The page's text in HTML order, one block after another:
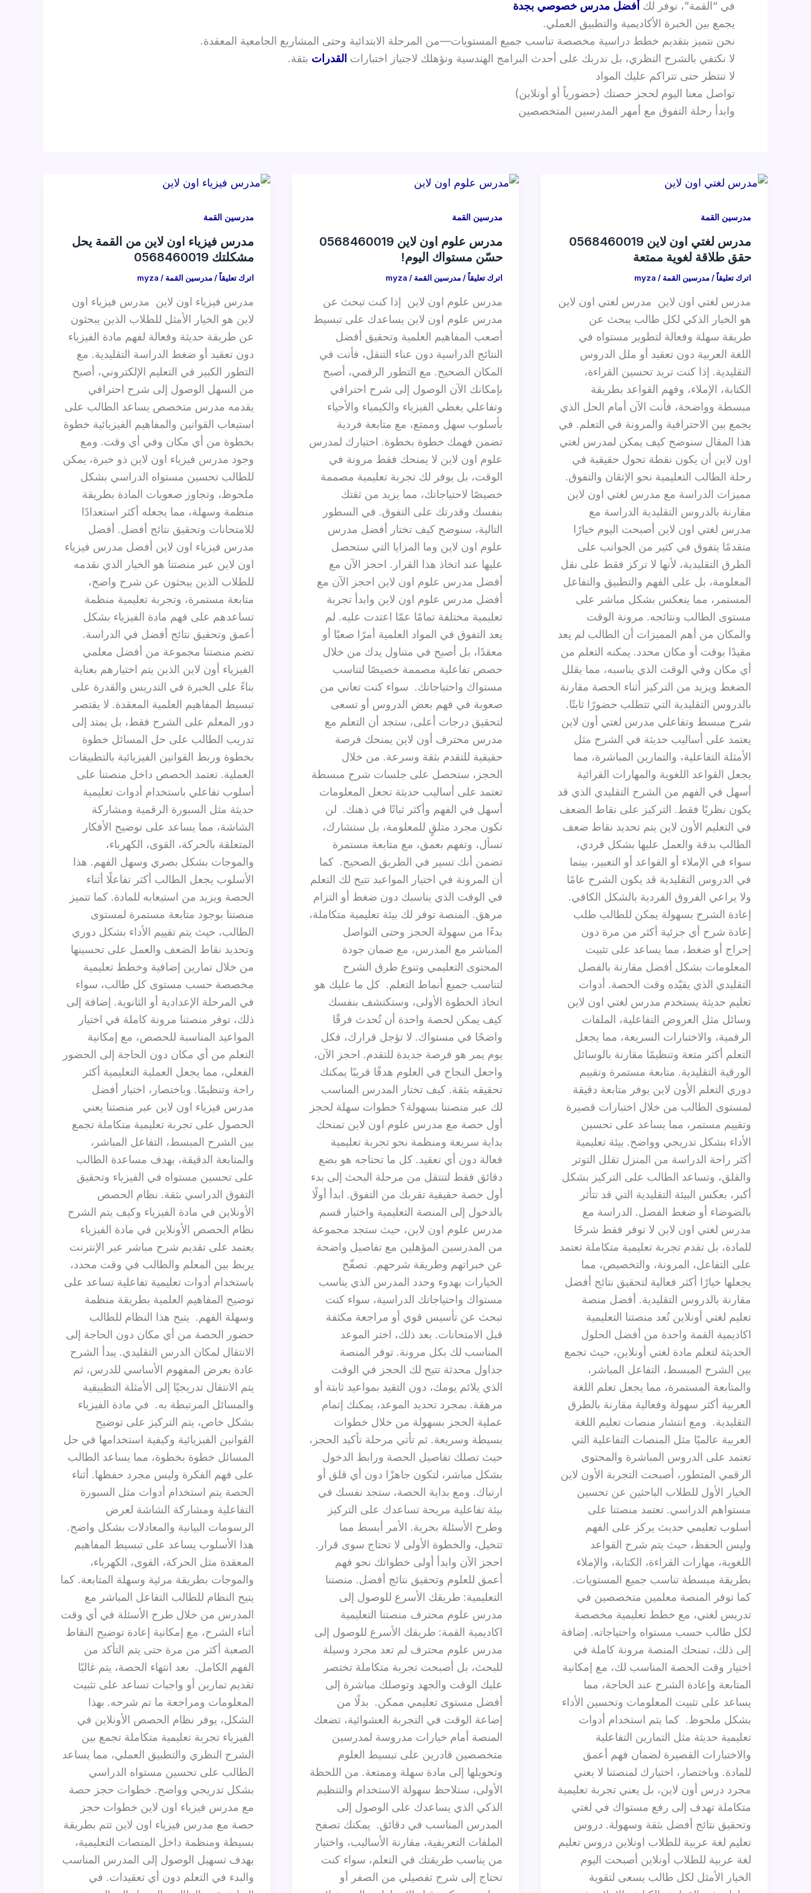
في “القمة”، نوفر لك أفضل مدرس خصوصي بجدة
يجمع بين الخبرة الأكاديمية والتطبيق العملي.
نحن نتميز بتقديم خطط دراسية مخصصة تناسب جميع المستويات—من المرحلة الابتدائية وحتى المشاريع الجامعية المعقدة.
لا نكتفي بالشرح النظري، بل ندربك على أحدث البرامج الهندسية ونؤهلك لاجتياز اختبارات القدرات بثقة.
لا تنتظر حتى تتراكم عليك المواد
تواصل معنا اليوم لحجز حصتك (حضورياً أو أونلاين)
وابدأ رحلة التفوق مع أمهر المدرسين المتخصصين
مدرسين القمة
مدرس لغتي اون لاين 0568460019
حقق طلاقة لغوية ممتعة
اترك تعليقاً/مدرسين القمة /
myza
مدرس لغتي اون لاين مدرس لغتي اون لاين
هو الخيار الذكي لكل طالب يبحث عن
طريقة سهلة وفعالة لتطوير مستواه في
اللغة العربية دون تعقيد أو ملل الدروس
التقليدية. إذا كنت تريد تحسين القراءة،
الكتابة، الإملاء، وفهم القواعد بطريقة
مبسطة وواضحة، فأنت الآن أمام الحل الذي
يجمع بين الاحترافية والمرونة في التعلم. في
هذا المقال سنوضح كيف يمكن لمدرس لغتي
اون لاين أن يكون نقطة تحول حقيقية في
رحلة الطالب التعليمية نحو الإتقان والتفوق.
مميزات الدراسة مع مدرس لغتي اون لاين
مقارنة بالدروس التقليدية الدراسة مع
مدرس لغتي اون لاين أصبحت اليوم خيارًا
متقدمًا يتفوق في كثير من الجوانب على
الطرق التقليدية، لأنها لا تركز فقط على نقل
المعلومة، بل على الفهم والتطبيق والتفاعل
المستمر، مما ينعكس بشكل مباشر على
مستوى الطالب ونتائجه. مرونة الوقت
والمكان من أهم المميزات أن الطالب لم يعد
مقيدًا بوقت أو مكان محدد. يمكنه التعلم من
أي مكان وفي الوقت الذي يناسبه، مما يقلل
الضغط ويزيد من التركيز أثناء الحصة مقارنة
بالدروس التقليدية التي تتطلب حضورًا ثابتًا.
شرح مبسط وتفاعلي مدرس لغتي أون لاين
يعتمد على أساليب حديثة في الشرح مثل
الأمثلة التفاعلية، والتمارين المباشرة، مما
يجعل القواعد اللغوية والمهارات القرائية
أسهل في الفهم من الشرح التقليدي الذي قد
يكون نظريًا فقط. التركيز على نقاط الضعف
في التعليم الأون لاين يتم تحديد نقاط ضعف
الطالب بدقة والعمل عليها بشكل فردي،
سواء في الإملاء أو القواعد أو التعبير، بينما
في الدروس التقليدية قد يكون الشرح عامًا
ولا يراعي الفروق الفردية بالشكل الكافي.
إعادة الشرح بسهولة يمكن للطالب طلب
إعادة شرح أي جزئية أكثر من مرة دون
إحراج أو ضغط، مما يساعد على تثبيت
المعلومات بشكل أفضل مقارنة بالفصل
التقليدي الذي يقيّده وقت الحصة. أدوات
تعليم حديثة يستخدم مدرس لغتي اون لاين
وسائل مثل العروض التفاعلية، الملفات
الرقمية، والاختبارات السريعة، مما يجعل
التعلم أكثر متعة وتنظيمًا مقارنة بالوسائل
الورقية التقليدية. متابعة مستمرة وتقييم
دوري التعلم الأون لاين يوفر متابعة دقيقة
لمستوى الطالب من خلال اختبارات قصيرة
وتقييم مستمر، مما يساعد على تحسين
الأداء بشكل تدريجي وواضح. بيئة تعليمية
أكثر راحة الدراسة من المنزل تقلل التوتر
والقلق، وتساعد الطالب على التركيز بشكل
أكبر، بعكس البيئة التقليدية التي قد تتأثر
بالضوضاء أو ضغط الفصل. الدراسة مع
مدرس لغتي اون لاين لا توفر فقط شرحًا
للمادة، بل تقدم تجربة تعليمية متكاملة تعتمد
على التفاعل، المرونة، والتخصيص، مما
يجعلها خيارًا أكثر فعالية لتحقيق نتائج أفضل
مقارنة بالدروس التقليدية. أفضل منصة
تعليم لغتي أونلاين تُعد منصتنا التعليمية
اكاديمية القمة واحدة من أفضل الحلول
الحديثة لتعلم مادة لغتي أونلاين، حيث تجمع
بين الشرح المبسط، التفاعل المباشر،
والمتابعة المستمرة، مما يجعل تعلم اللغة
العربية أكثر سهولة وفعالية مقارنة بالطرق
التقليدية. ومع انتشار منصات تعليم اللغة
العربية عالميًا مثل المنصات التفاعلية التي
تعتمد على الدروس المباشرة والمحتوى
الرقمي المتطور، أصبحت التجربة الأون لاين
الخيار الأول للطلاب الباحثين عن تحسين
مستواهم الدراسي. تعتمد منصتنا على
أسلوب تعليمي حديث يركز على الفهم
وليس الحفظ، حيث يتم شرح القواعد
اللغوية، مهارات القراءة، الكتابة، والإملاء
بطريقة مبسطة تناسب جميع المستويات.
كما توفر المنصة معلمين متخصصين في
تدريس لغتي، مع خطط تعليمية مخصصة
لكل طالب حسب مستواه واحتياجاته. إضافة
إلى ذلك، تمنحك المنصة مرونة كاملة في
اختيار وقت الحصة المناسب لك، مع إمكانية
المتابعة وإعادة الشرح عند الحاجة، مما
يساعد على تثبيت المعلومات وتحسين الأداء
بشكل ملحوظ. كما يتم استخدام أدوات
تعليمية حديثة مثل التمارين التفاعلية
والاختبارات القصيرة لضمان فهم أعمق
للمادة. وباختصار، اختيارك لمنصتنا لا يعني
مجرد درس أون لاين، بل يعني تجربة تعليمية
متكاملة تهدف إلى رفع مستواك في لغتي
وتحقيق نتائج أفضل بثقة وسهولة. دروس
تعليم لغة عربية للطلاب اونلاين دروس تعليم
لغة عربية للطلاب أونلاين أصبحت اليوم
الخيار الأمثل لكل طالب يسعى لتقوية
مدرسين القمة
مدرس علوم اون لاين 0568460019
حسّن مستواك اليوم!
اترك تعليقاً/مدرسين القمة /
myza
مدرس علوم اون لاين إذا كنت تبحث عن
مدرس علوم اون لاين يساعدك على تبسيط
أصعب المفاهيم العلمية وتحقيق أفضل
النتائج الدراسية دون عناء التنقل، فأنت في
المكان الصحيح. مع التطور الرقمي، أصبح
بإمكانك الآن الوصول إلى شرح احترافي
وتفاعلي يغطي الفيزياء والكيمياء والأحياء
بأسلوب سهل وممتع، مع متابعة فردية
تضمن فهمك خطوة بخطوة. اختيارك لمدرس
علوم اون لاين لا يمنحك فقط مرونة في
الوقت، بل يوفر لك تجربة تعليمية مصممة
خصيصًا لاحتياجاتك، مما يزيد من ثقتك
بنفسك وقدرتك على التفوق. في السطور
التالية، سنوضح كيف تختار أفضل مدرس
علوم اون لاين وما المزايا التي ستحصل
عليها عند اتخاذ هذا القرار. احجز الآن مع
أفضل مدرس علوم اون لاين احجز الآن مع
أفضل مدرس علوم اون لاين وابدأ تجربة
تعليمية مختلفة تمامًا عمّا اعتدت عليه. لم
يعد التفوق في المواد العلمية أمرًا صعبًا أو
معقدًا، بل أصبح في متناول يدك من خلال
حصص تفاعلية مصممة خصيصًا لتناسب
مستواك واحتياجاتك. سواء كنت تعاني من
صعوبة في فهم بعض الدروس أو تسعى
لتحقيق درجات أعلى، ستجد أن التعلم مع
مدرس محترف أون لاين يمنحك فرصة
حقيقية للتقدم بثقة وسرعة. من خلال
الحجز، ستحصل على جلسات شرح مبسطة
تعتمد على أساليب حديثة تجعل المعلومات
أسهل في الفهم وأكثر ثباتًا في ذهنك. لن
تكون مجرد متلقٍ للمعلومة، بل ستشارك،
تسأل، وتفهم بعمق، مع متابعة مستمرة
تضمن أنك تسير في الطريق الصحيح. كما
أن المرونة في اختيار المواعيد تتيح لك التعلم
في الوقت الذي يناسبك دون ضغط أو التزام
مرهق. المنصة توفر لك بيئة تعليمية متكاملة،
بدءًا من سهولة الحجز وحتى التواصل
المباشر مع المدرس، مع ضمان جودة
المحتوى التعليمي وتنوع طرق الشرح
لتناسب جميع أنماط التعلم. كل ما عليك هو
اتخاذ الخطوة الأولى، وستكتشف بنفسك
كيف يمكن لحصة واحدة أن تُحدث فرقًا
واضحًا في مستواك. لا تؤجل قرارك، فكل
يوم يمر هو فرصة جديدة للتقدم. احجز الآن،
واجعل النجاح في العلوم هدفًا قريبًا يمكنك
تحقيقه بثقة. كيف تختار المدرس المناسب
لك عبر منصتنا بسهولة؟ خطوات سهلة لحجز
أول حصة مع مدرس علوم اون لاين تمنحك
بداية سريعة ومنظمة نحو تجربة تعليمية
فعالة دون أي تعقيد. كل ما تحتاجه هو بضع
دقائق فقط لتنتقل من مرحلة البحث إلى بدء
أول حصة حقيقية تقربك من التفوق. ابدأ أولًا
بالدخول إلى المنصة التعليمية واختيار قسم
مدرس علوم اون لاين، حيث ستجد مجموعة
من المدرسين المؤهلين مع تفاصيل واضحة
عن خبراتهم وطريقة شرحهم. تصفّح
الخيارات بهدوء وحدد المدرس الذي يناسب
مستواك واحتياجاتك الدراسية، سواء كنت
تبحث عن تأسيس قوي أو مراجعة مكثفة
قبل الامتحانات. بعد ذلك، اختر الموعد
المناسب لك بكل مرونة. توفر المنصة
جداول محدثة تتيح لك الحجز في الوقت
الذي يلائم يومك، دون التقيد بمواعيد ثابتة أو
مرهقة. بمجرد تحديد الموعد، يمكنك إتمام
عملية الحجز بسهولة من خلال خطوات
بسيطة وسريعة. ثم تأتي مرحلة تأكيد الحجز،
حيث تصلك تفاصيل الحصة ورابط الدخول
بشكل مباشر، لتكون جاهزًا دون أي قلق أو
ارتباك. ومع بداية الحصة، ستجد نفسك في
بيئة تفاعلية مريحة تساعدك على التركيز
وطرح الأسئلة بحرية. الأمر أبسط مما
تتخيل، والخطوة الأولى لا تحتاج سوى قرار.
احجز الآن وابدأ أولى خطواتك نحو فهم
أعمق للعلوم وتحقيق نتائج أفضل. منصتنا
التعليمية: طريقك الأسرع للوصول إلى
مدرس علوم محترف منصتنا التعليمية
اكاديمية القمة: طريقك الأسرع للوصول إلى
مدرس علوم محترف لم تعد مجرد وسيلة
للبحث، بل أصبحت تجربة متكاملة تختصر
عليك الوقت والجهد وتوصلك مباشرة إلى
أفضل مستوى تعليمي ممكن. بدلًا من
إضاعة الوقت في التجربة العشوائية، تضعك
المنصة أمام خيارات مدروسة لمدرسين
متخصصين قادرين على تبسيط العلوم
وتحويلها إلى مادة سهلة وممتعة. من اللحظة
الأولى، ستلاحظ سهولة الاستخدام والتنظيم
الذكي الذي يساعدك على الوصول إلى
المدرس المناسب في دقائق. يمكنك تصفح
الملفات التعريفية، مقارنة الأساليب، واختيار
من يناسب طريقتك في التعلم، سواء كنت
تحتاج إلى شرح تفصيلي من الصفر أو
مدرسين القمة
مدرس فيزياء اون لاين من القمة يحل
مشكلتك 0568460019
اترك تعليقاً/مدرسين القمة /
myza
مدرس فيزياء اون لاين مدرس فيزياء اون
لاين هو الخيار الأمثل للطلاب الذين يبحثون
عن طريقة حديثة وفعالة لفهم مادة الفيزياء
دون تعقيد أو ضغط الدراسة التقليدية. مع
التطور الكبير في التعليم الإلكتروني، أصبح
من السهل الوصول إلى شرح احترافي
يقدمه مدرس متخصص يساعد الطالب على
استيعاب القوانين والمفاهيم الفيزيائية خطوة
بخطوة من أي مكان وفي أي وقت. ومع
وجود مدرس فيزياء اون لاين ذو خبرة، يمكن
للطالب تحسين مستواه الدراسي بشكل
ملحوظ، وتجاوز صعوبات المادة بطريقة
منظمة وسهلة، مما يجعله أكثر استعدادًا
للامتحانات وتحقيق نتائج أفضل. أفضل
مدرس فيزياء اون لاين أفضل مدرس فيزياء
اون لاين عبر منصتنا هو الخيار الذي نقدمه
للطلاب الذين يبحثون عن شرح واضح،
متابعة مستمرة، وتجربة تعليمية منظمة
تساعدهم على فهم مادة الفيزياء بشكل
أعمق وتحقيق نتائج أفضل في الدراسة.
تضم منصتنا مجموعة من أفضل معلمي
الفيزياء أون لاين الذين يتم اختيارهم بعناية
بناءً على الخبرة في التدريس والقدرة على
تبسيط المفاهيم العلمية المعقدة. لا يقتصر
دور المعلم على الشرح فقط، بل يمتد إلى
تدريب الطالب على حل المسائل خطوة
بخطوة وربط القوانين الفيزيائية بالتطبيقات
العملية. تعتمد الحصص داخل منصتنا على
أسلوب تفاعلي باستخدام أدوات تعليمية
حديثة مثل السبورة الرقمية ومشاركة
الشاشة، مما يساعد على توضيح الأفكار
المتعلقة بالحركة، القوى، الكهرباء،
والموجات بشكل بصري وسهل الفهم. هذا
الأسلوب يجعل الطالب أكثر تفاعلًا أثناء
الحصة ويزيد من استيعابه للمادة. كما تتميز
منصتنا بوجود متابعة مستمرة لمستوى
الطالب، حيث يتم تقييم الأداء بشكل دوري
وتحديد نقاط الضعف والعمل على تحسينها
من خلال تمارين إضافية وخطط تعليمية
مخصصة حسب مستوى كل طالب، سواء
في المرحلة الإعدادية أو الثانوية. إضافة إلى
ذلك، توفر منصتنا مرونة كاملة في اختيار
المواعيد المناسبة للحصص، مع إمكانية
التعلم من أي مكان دون الحاجة إلى الحضور
الفعلي، مما يجعل العملية التعليمية أكثر
راحة وتنظيمًا. وباختصار، اختيار أفضل
مدرس فيزياء اون لاين عبر منصتنا يعني
الحصول على تجربة تعليمية متكاملة تجمع
بين الشرح المبسط، التفاعل المباشر،
والمتابعة الدقيقة، بهدف مساعدة الطالب
على تحسين مستواه في الفيزياء وتحقيق
التفوق الدراسي بثقة. نظام الحصص
الأونلاين في مادة الفيزياء وكيف يتم الشرح
نظام الحصص الأونلاين في مادة الفيزياء
يعتمد على تقديم شرح مباشر عبر الإنترنت
يربط بين المعلم والطالب في وقت محدد،
باستخدام أدوات تعليمية تفاعلية تساعد على
توضيح المفاهيم العلمية بطريقة منظمة
وسهلة الفهم. يتيح هذا النظام للطالب
حضور الحصة من أي مكان دون الحاجة إلى
الانتقال لمكان الدرس التقليدي. يبدأ الشرح
عادة بعرض المفهوم الأساسي للدرس، ثم
يتم الانتقال تدريجيًا إلى الأمثلة التطبيقية
والمسائل المرتبطة به. في مادة الفيزياء
بشكل خاص، يتم التركيز على توضيح
القوانين الفيزيائية وكيفية استخدامها في حل
المسائل خطوة بخطوة، مما يساعد الطالب
على فهم الفكرة وليس مجرد حفظها. أثناء
الحصة يتم استخدام أدوات مثل السبورة
التفاعلية ومشاركة الشاشة لعرض
الرسومات البيانية والمعادلات بشكل واضح.
هذا الأسلوب يساعد على تبسيط المفاهيم
المعقدة مثل الحركة، القوى، الكهرباء،
والموجات بطريقة مرئية وسهلة المتابعة. كما
يتيح النظام للطالب التفاعل المباشر مع
المدرس من خلال طرح الأسئلة في أي وقت
أثناء الشرح، مع إمكانية إعادة توضيح النقاط
الصعبة أكثر من مرة حتى يتم التأكد من
الفهم الكامل. بعد انتهاء الحصة، يتم غالبًا
تقديم تمارين أو واجبات تساعد على تثبيت
المعلومات ومراجعة ما تم شرحه. بهذا
الشكل، يوفر نظام الحصص الأونلاين في
الفيزياء تجربة تعليمية متكاملة تجمع بين
الشرح النظري والتطبيق العملي، مما يساعد
الطالب على تحسين مستواه الدراسي
بشكل تدريجي وواضح. خطوات حجز حصة
مع مدرس فيزياء اون لاين خطوات حجز
حصة مع مدرس فيزياء اون لاين تتم بطريقة
بسيطة ومنظمة داخل المنصات التعليمية،
بهدف تسهيل الوصول إلى المدرس المناسب
والبدء في التعلم دون أي تعقيدات. في